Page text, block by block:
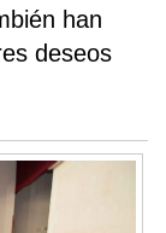
han
deseos